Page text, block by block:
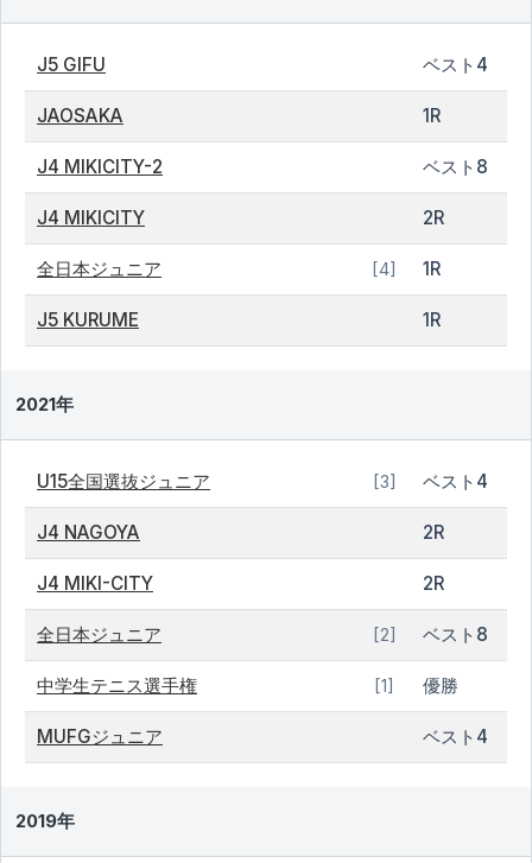
J5 GIFU ベスト4
JAOSAKA 1R
J4 MIKICITY-2 ベスト8
J4 MIKICITY 2R
全日本ジュニア [4] 1R
J5 KURUME 1R
2021年
U15全国選抜ジュニア [3] ベスト4
J4 NAGOYA 2R
J4 MIKI-CITY 2R
全日本ジュニア [2] ベスト8
中学生テニス選手権 [1] 優勝
MUFGジュニア ベスト4
2019年